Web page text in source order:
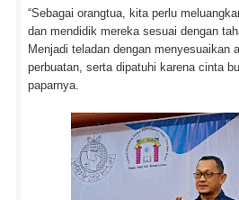
“Sebagai orangtua, kita perlu
dan mendidik mereka sesuai dengan
Menjadi teladan dengan menyesuaikan
perbuatan, serta dipatuhi karena cinta
paparnya.